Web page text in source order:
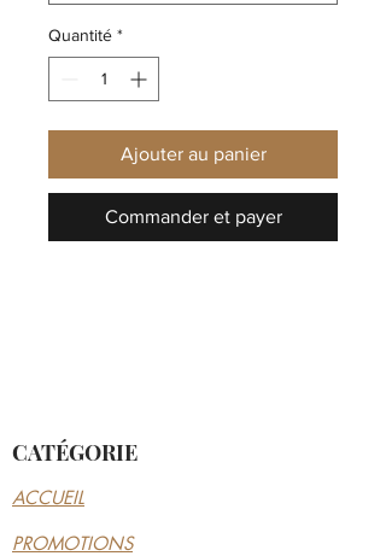
Quantité *
Ajouter au panier
Commander et payer
CATÉGORIE
ACCUEIL
PROMOTIONS